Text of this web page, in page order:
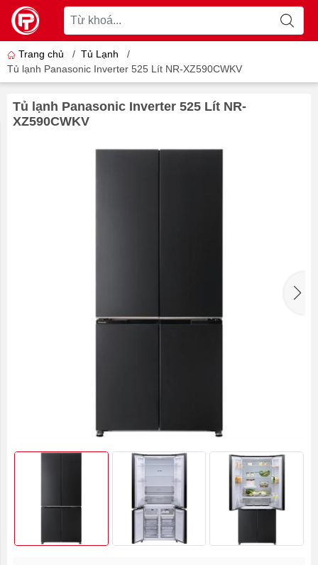
Trang chủ / Tủ Lạnh
/
Tủ lạnh Panasonic Inverter 525 Lít NR-XZ590CWKV
Tủ lạnh Panasonic Inverter 525 Lít NR-
XZ590CWKV